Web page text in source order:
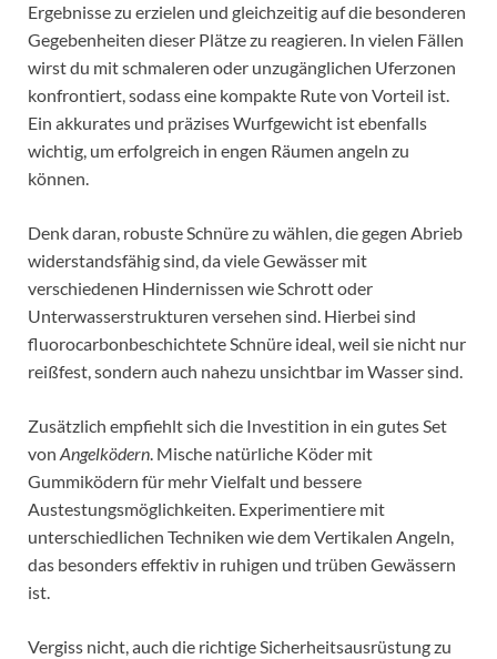
Ergebnisse zu erzielen und gleichzeitig auf die besonderen
Gegebenheiten dieser Plätze zu reagieren. In vielen Fällen
wirst du mit schmaleren oder unzugänglichen Uferzonen
konfrontiert, sodass eine kompakte Rute von Vorteil ist.
Ein akkurates und präzises Wurfgewicht ist ebenfalls
wichtig, um erfolgreich in engen Räumen angeln zu
können.
Denk daran, robuste Schnüre zu wählen, die gegen Abrieb
widerstandsfähig sind, da viele Gewässer mit
verschiedenen Hindernissen wie Schrott oder
Unterwasserstrukturen versehen sind. Hierbei sind
fluorocarbonbeschichtete Schnüre ideal, weil sie nicht nur
reißfest, sondern auch nahezu unsichtbar im Wasser sind.
Zusätzlich empfiehlt sich die Investition in ein gutes Set
von Angelködern. Mische natürliche Köder mit
Gummiködern für mehr Vielfalt und bessere
Austestungsmöglichkeiten. Experimentiere mit
unterschiedlichen Techniken wie dem Vertikalen Angeln,
das besonders effektiv in ruhigen und trüben Gewässern
ist.
Vergiss nicht, auch die richtige Sicherheitsausrüstung zu